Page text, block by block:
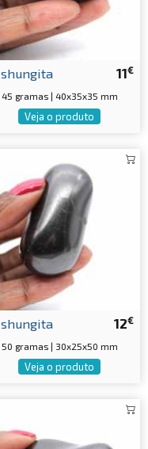
11€
shungita
45 gramas | 40x35x35 mm
Veja o produto
12€
shungita
50 gramas | 30x25x50 mm
Veja o produto